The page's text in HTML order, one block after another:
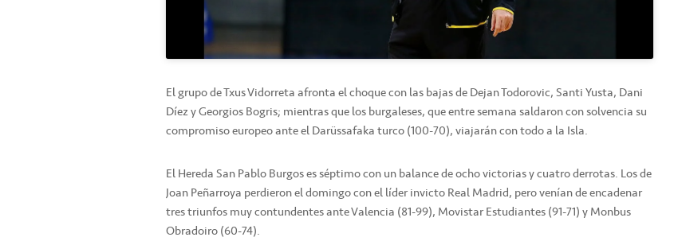
El grupo de Txus Vidorreta afronta el choque con las bajas de Dejan Todorovic, Santi Yusta, Dani
Díez y Georgios Bogris; mientras que los burgaleses, que entre semana saldaron con solvencia su
compromiso europeo ante el Darüssafaka turco (100-70), viajarán con todo a la Isla.
El Hereda San Pablo Burgos es séptimo con un balance de ocho victorias y cuatro derrotas. Los de
Joan Peñarroya perdieron el domingo con el líder invicto Real Madrid, pero venían de encadenar
tres triunfos muy contundentes ante Valencia (81-99), Movistar Estudiantes (91-71) y Monbus
Obradoiro (60-74).